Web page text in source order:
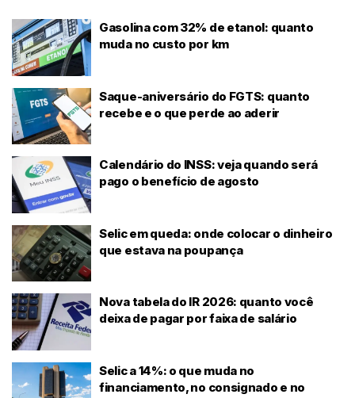
Gasolina com 32% de etanol: quanto
muda no custo por km
Saque-aniversário do FGTS: quanto
recebe e o que perde ao aderir
Calendário do INSS: veja quando será
pago o benefício de agosto
Selic em queda: onde colocar o dinheiro
que estava na poupança
Nova tabela do IR 2026: quanto você
deixa de pagar por faixa de salário
Selic a 14%: o que muda no
financiamento, no consignado e no